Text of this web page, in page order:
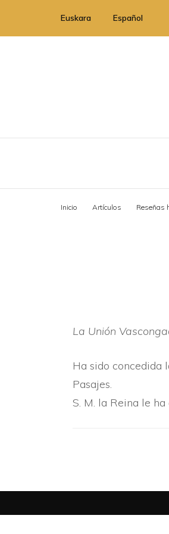
Euskara Español
Inicio Artí­culos Reseñas
La Unión
Ha sido concedida
Pasajes.
S. M. la Reina le